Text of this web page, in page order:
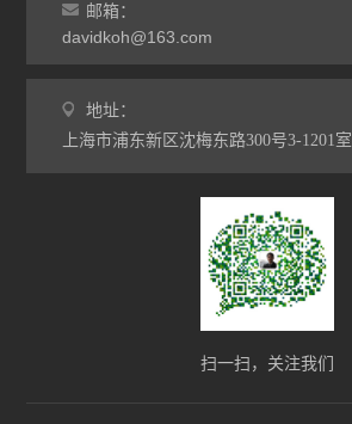
邮箱：
davidkoh@163.com
地址：
上海市浦东新区沈梅东路300号3-1201室
扫一扫，关注我们